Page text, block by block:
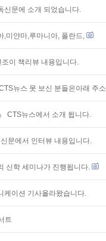
신문에 소개 되었습니다.
,미얀마,루마니아, 폴란드,
조이 책리뷰 내용입니다.
뉴스 못 보신 분들은아래 주소
CTS뉴스에서 소개 됩니다.
문에서 인터뷰 내용입니다.
신학 세미나가 진행됩니다.
케이션 기사올라왔습니다.
트